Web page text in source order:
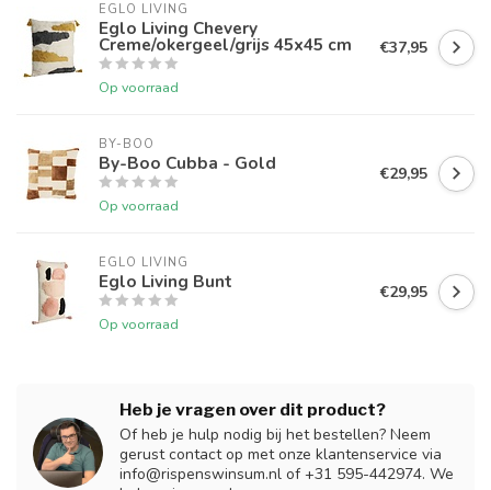
EGLO LIVING
Eglo Living Chevery
Creme/okergeel/grijs 45x45 cm
Op voorraad
€37,95
BY-BOO
By-Boo Cubba - Gold
Op voorraad
€29,95
EGLO LIVING
Eglo Living Bunt
Op voorraad
€29,95
Heb je vragen over dit product?
Of heb je hulp nodig bij het bestellen? Neem
gerust contact op met onze klantenservice via
info@rispenswinsum.nl of +31 595-442974. We